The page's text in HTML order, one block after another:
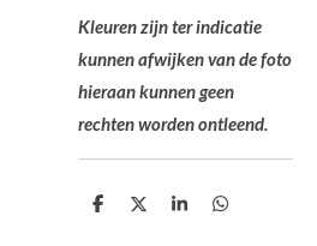
Kleuren zijn ter indicatie
kunnen afwijken van de foto
hieraan kunnen geen
rechten worden ontleend.
D
D
S
D